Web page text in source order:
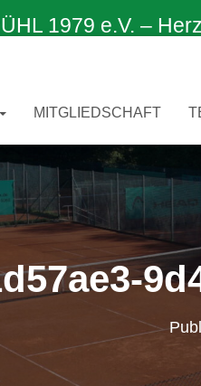
1979 e.V. –
MITGLIEDSCHAFT